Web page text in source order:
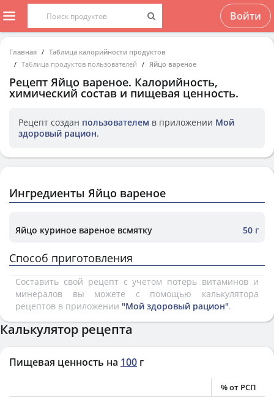
Войти
Главная
Таблица калорийности продуктов
Таблица продуктов пользователей
Яйцо вареное
Рецепт Яйцо вареное. Калорийность,
химический состав и пищевая ценность.
Рецепт создан пользователем в приложении Мой
здоровый рацион.
Ингредиенты Яйцо вареное
Яйцо куриное вареное всмятку 50 г
Способ приготовления
Составить свой рецепт с учетом потерь витаминов и
минералов вы можете с помощью калькулятора
рецептов в приложении "Мой здоровый рацион".
Калькулятор рецепта
Пищевая ценность на 100 г
% от РСП